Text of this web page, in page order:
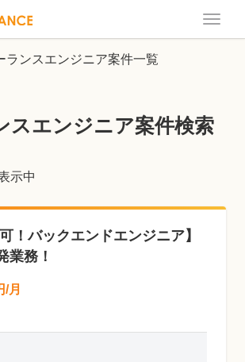
Toggle
ランスエンジニア案件一覧
スエンジニア案件検索
示中
！バックエンドエンジニア】
業務！
/月